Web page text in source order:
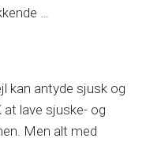
…
kan antyde sjusk og
at lave sjuske- og
Men alt med